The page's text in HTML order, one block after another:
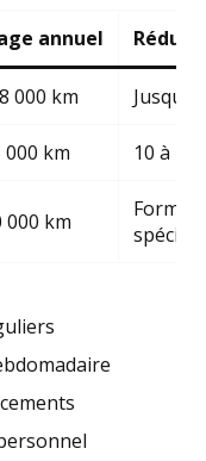
annuel
000 km Jusqu’à
000 km 10 à
000 km